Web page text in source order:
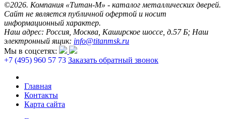
©2026. Компания «Титан-М» - каталог металлических дверей.
Сайт не является публичной офертой и носит
информационный характер.
Наш адрес: Россия, Москва, Каширское шоссе, д.57 Б; Наш
электронный ящик: info@titanmsk.ru
Мы в соцсетях:
+7 (495) 960 57 73 Заказать обратный звонок
Главная
Контакты
Карта сайта